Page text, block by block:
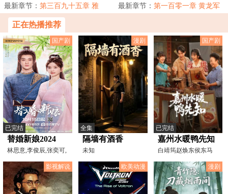
河道了。毕竟两...
最新章节： 第三百九十五章 雅
啊，雅！
王朝支离破碎，...
最新章节： 第一百零一章 黄龙军
正在热播推荐
国产剧
已完结
替婚新娘2024
林思意,李俊辰,张奕可,
朱旻昕,方星懿,陈云
漫剧
全集
隔墙有酒香
未知
国产剧
已完结
嘉州水暖鸭先知
白靖筠赵焕东侯东马
渝斯嘉
影视解说
欧美动漫 漫剧